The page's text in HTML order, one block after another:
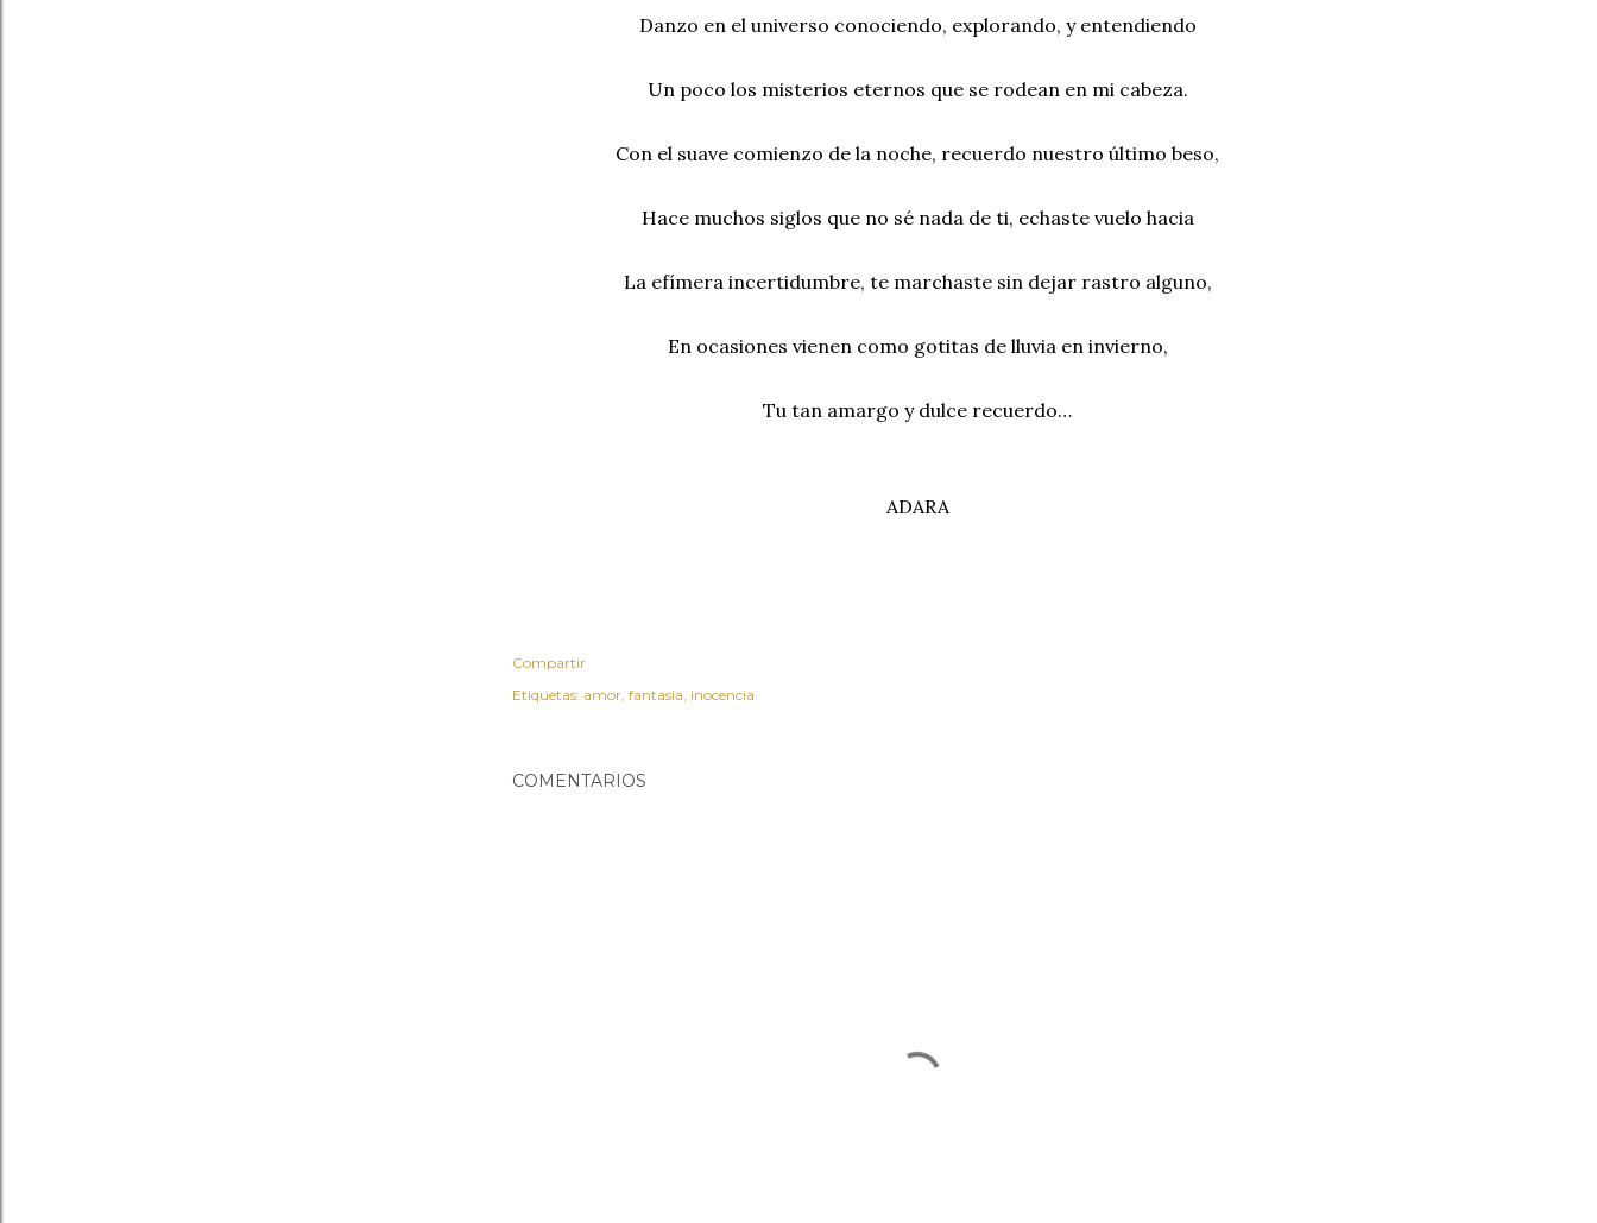
Danzo en el universo conociendo, explorando, y entendiendo
Un poco los misterios eternos que se rodean en mi cabeza.
Con el suave comienzo de la noche, recuerdo nuestro último beso,
Hace muchos siglos que no sé nada de ti, echaste vuelo hacia
La efímera incertidumbre, te marchaste sin dejar rastro alguno,
En ocasiones vienen como gotitas de lluvia en invierno,
Tu tan amargo y dulce recuerdo…
ADARA
Compartir
Etiquetas: amor fantasia inocencia
COMENTARIOS